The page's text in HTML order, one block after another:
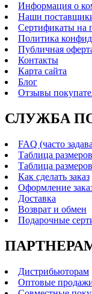
Информация о
Наши
Сертификаты на
Политика
Публичная
Контакты
Карта сайта
Блог
Отзывы
СЛУЖБА
FAQ (часто
Таблица
Таблица
Как сделать заказ
Оформление
Доставка
Возврат и обмен
Подарочные
Дистрибьюторам
Оптовые